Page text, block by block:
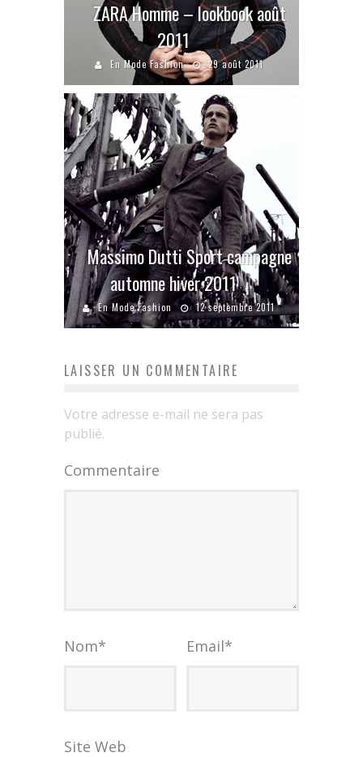
ZARA Homme – lookbook août
2011
En Mode Fashion 29 août 2011
Massimo Dutti Sport campagne
automne hiver 2011
En Mode Fashion 12 septembre 2011
LAISSER UN COMMENTAIRE
Votre adresse e-mail ne sera pas
publié.
Commentaire
Nom* Email*
Site Web